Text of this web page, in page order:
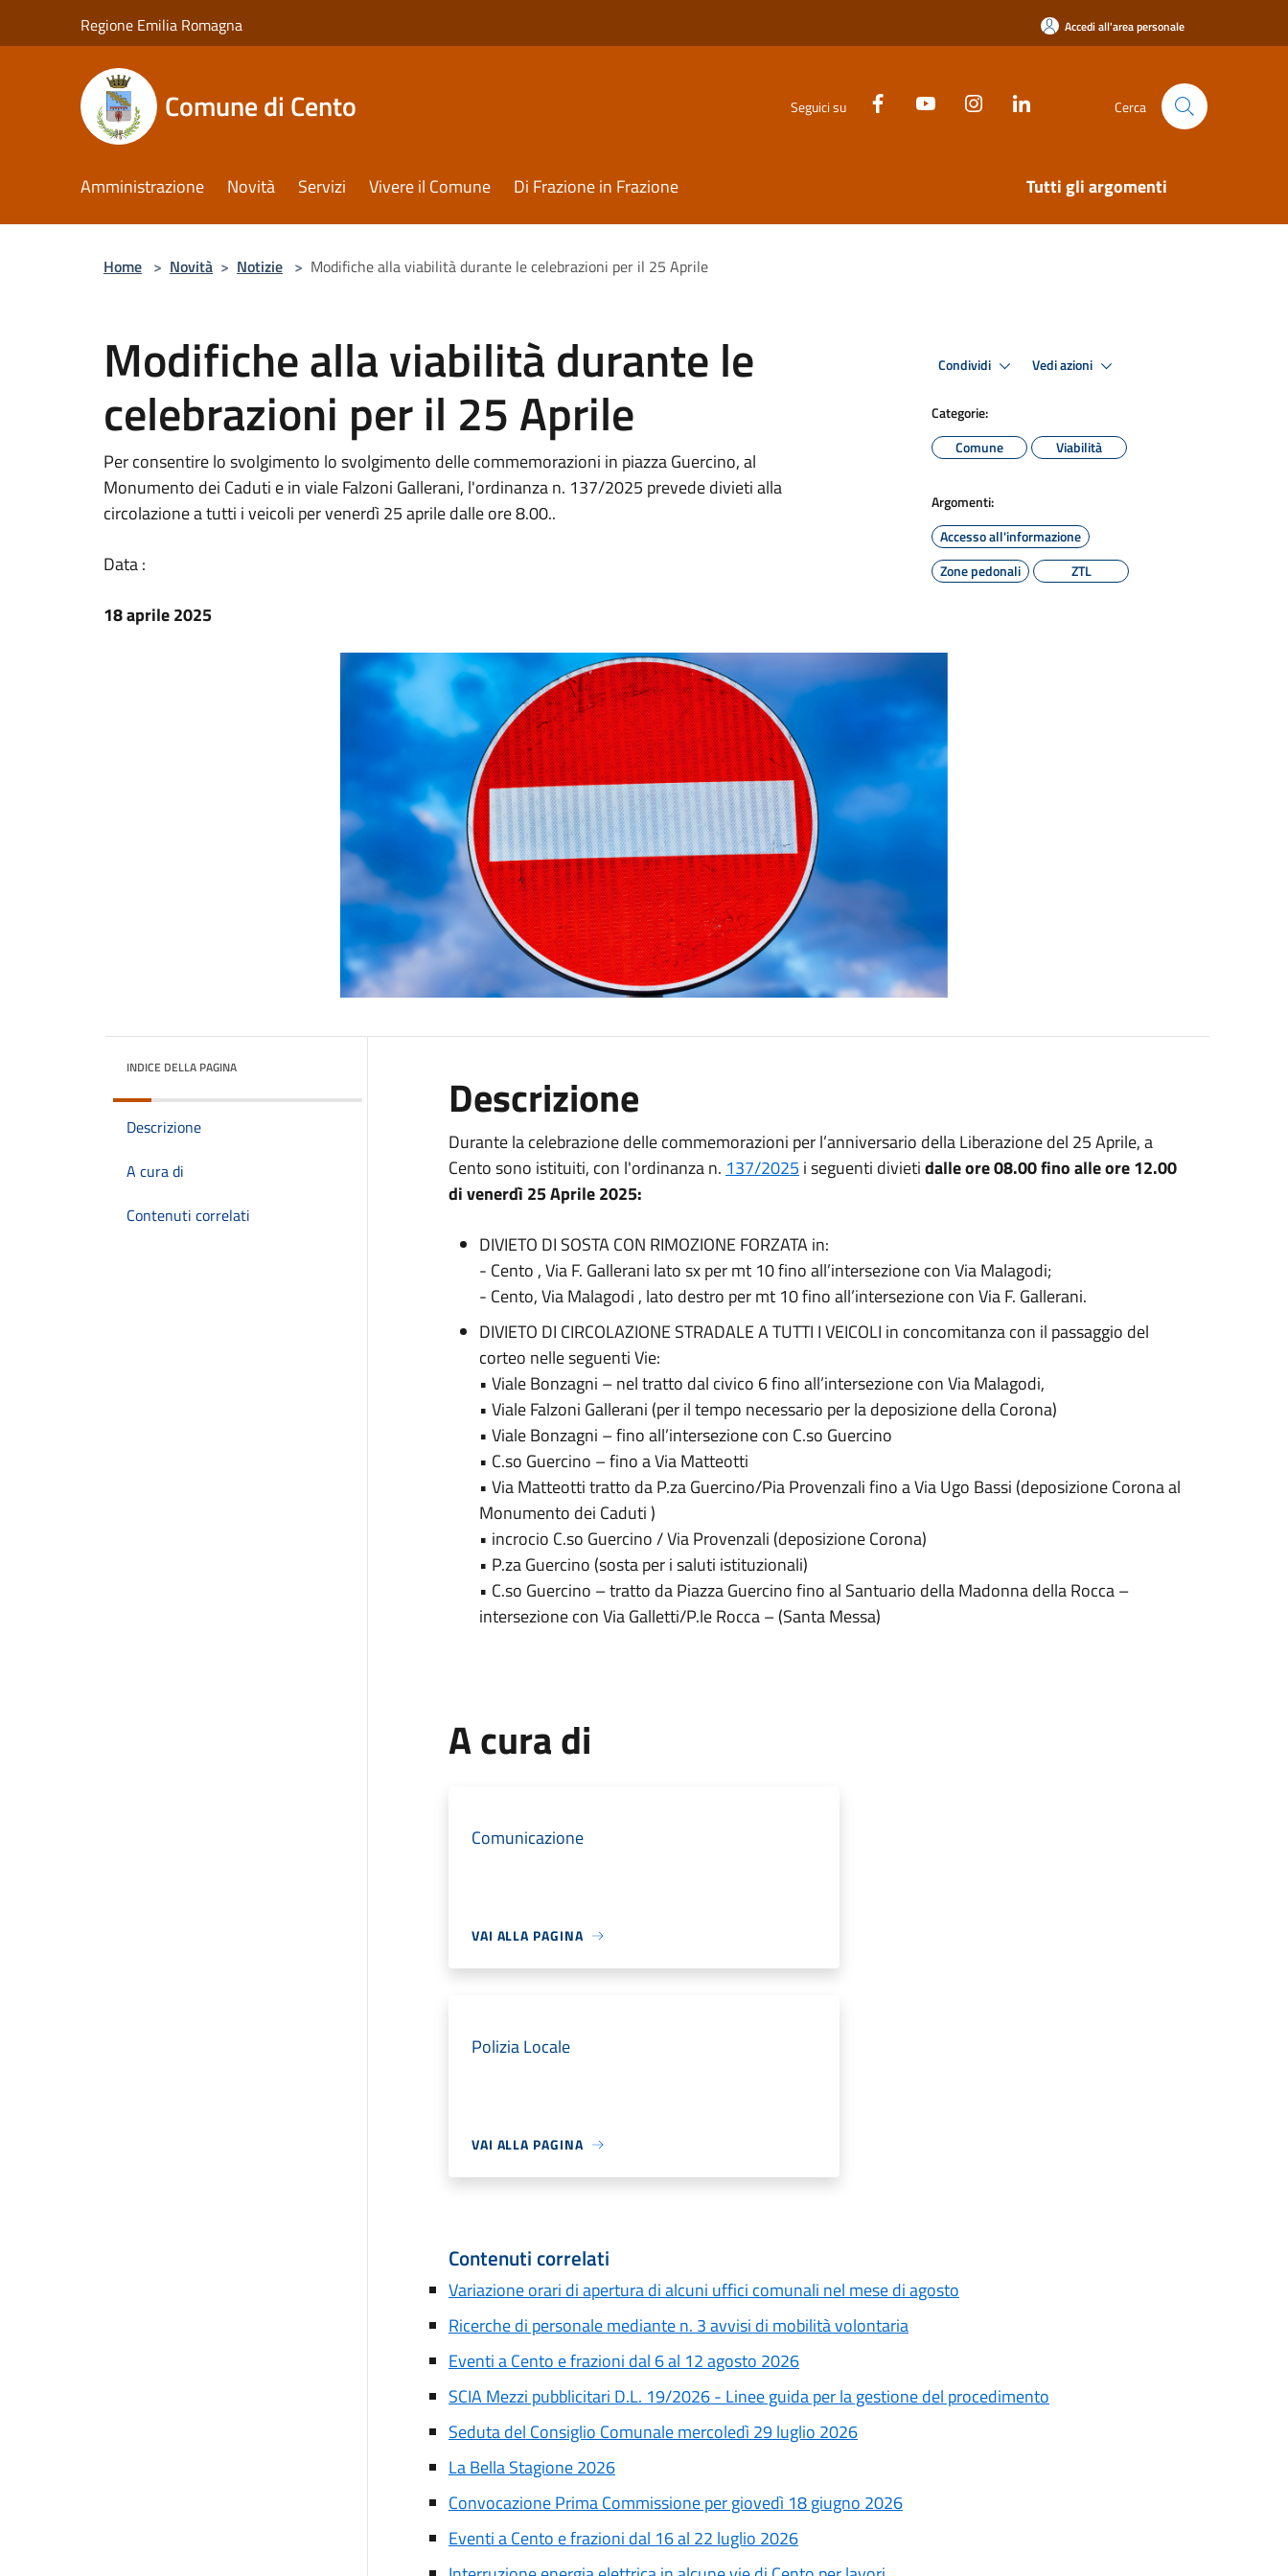
Regione Emilia Romagna Accedi all'area personale
Comune di Cento Seguici su Cerca
Amministrazione Novità Servizi Vivere il Comune Di Frazione in Frazione Tutti gli argomenti
Home > Novità > Notizie > Modifiche alla viabilità durante le celebrazioni per il 25 Aprile
Modifiche alla viabilità durante le
celebrazioni per il 25 Aprile
Per consentire lo svolgimento lo svolgimento delle commemorazioni in piazza Guercino, al
Monumento dei Caduti e in viale Falzoni Gallerani, l'ordinanza n. 137/2025 prevede divieti alla
circolazione a tutti i veicoli per venerdì 25 aprile dalle ore 8.00..
Data :
18 aprile 2025
Condividi Vedi azioni
Categorie:
Comune
Viabilità
Argomenti:
Accesso all'informazione
Zone pedonali
ZTL
INDICE DELLA PAGINA
Descrizione
A cura di
Contenuti correlati
Descrizione
Durante la celebrazione delle commemorazioni per l’anniversario della Liberazione del 25 Aprile, a
Cento sono istituiti, con l'ordinanza n. 137/2025 i seguenti divietidalle ore 08.00 fino alle ore 12.00
di venerdì 25 Aprile 2025:
DIVIETO DI SOSTA CON RIMOZIONE FORZATA in:
- Cento , Via F. Gallerani lato sx per mt 10 fino all’intersezione con Via Malagodi;
- Cento, Via Malagodi , lato destro per mt 10 fino all’intersezione con Via F. Gallerani.
DIVIETO DI CIRCOLAZIONE STRADALE A TUTTI I VEICOLI in concomitanza con il passaggio del
corteo nelle seguenti Vie:
• Viale Bonzagni – nel tratto dal civico 6 fino all’intersezione con Via Malagodi,
• Viale Falzoni Gallerani (per il tempo necessario per la deposizione della Corona)
• Viale Bonzagni – fino all’intersezione con C.so Guercino
• C.so Guercino – fino a Via Matteotti
• Via Matteotti tratto da P.za Guercino/Pia Provenzali fino a Via Ugo Bassi (deposizione Corona al
Monumento dei Caduti )
• incrocio C.so Guercino / Via Provenzali (deposizione Corona)
• P.za Guercino (sosta per i saluti istituzionali)
• C.so Guercino – tratto da Piazza Guercino fino al Santuario della Madonna della Rocca –
intersezione con Via Galletti/P.le Rocca – (Santa Messa)
A cura di
Comunicazione
VAI ALLA PAGINA
Polizia Locale
VAI ALLA PAGINA
Contenuti correlati
Variazione orari di apertura di alcuni uffici comunali nel mese di agosto
Ricerche di personale mediante n. 3 avvisi di mobilità volontaria
Eventi a Cento e frazioni dal 6 al 12 agosto 2026
SCIA Mezzi pubblicitari D.L. 19/2026 - Linee guida per la gestione del procedimento
Seduta del Consiglio Comunale mercoledì 29 luglio 2026
La Bella Stagione 2026
Convocazione Prima Commissione per giovedì 18 giugno 2026
Eventi a Cento e frazioni dal 16 al 22 luglio 2026